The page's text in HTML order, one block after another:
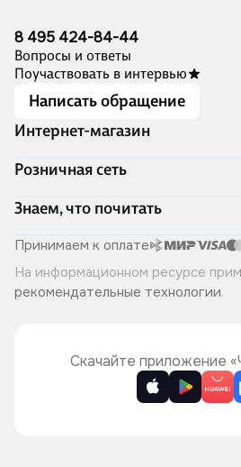
8 495 424-84-44
Вопросы и ответы
Поучаствовать в интервью
Написать обращение
Интернет-магазин
Акции
Доставка и оплата
Программа лояльности
Подарочные сертификаты
Правила продажи
Политика конфиденциальности
Розничная сеть
Адреса магазинов
Книжный Дозор
О компании
Читай-город для бизнеса
Хотите у нас работать?
Знаем, что почитать
Скоро в продаже
Лучшие из лучших
Читай-журнал
Принимаем к оплате
На информационном ресурсе
рекомендательные технологии.
Скачайте приложение